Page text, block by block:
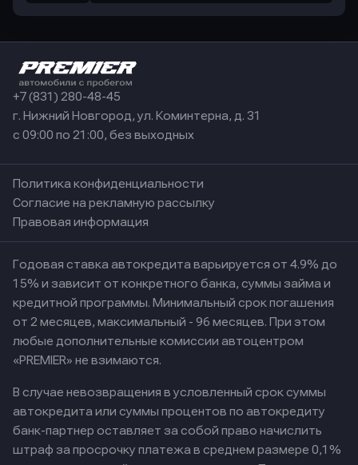
+7 (831) 280-48-45
г. Нижний Новгород, ул. Коминтерна, д. 31
с 09:00 по 21:00, без выходных
Политика конфиденциальности
Согласие на рекламную рассылку
Правовая информация
Годовая ставка автокредита варьируется от 4.9% до
15% и зависит от конкретного банка, суммы займа и
кредитной программы. Минимальный срок погашения
от 2 месяцев, максимальный - 96 месяцев. При этом
любые дополнительные комиссии автоцентром
«PREMIER» не взимаются.
В случае невозвращения в условленный срок суммы
автокредита или суммы процентов по автокредиту
банк-партнер оставляет за собой право начислить
штраф за просрочку платежа в среднем размере 0,1%